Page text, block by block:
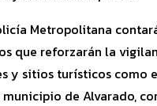
Metropolitana
que reforzarán la
y sitios turísticos como
de Alvarado,